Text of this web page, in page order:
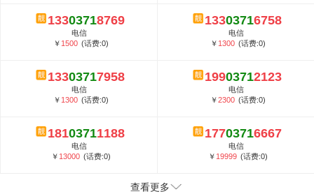
13303718769
电信
￥ 1500 (话费:0)
13303716758
电信
￥ 1300 (话费:0)
13303717958
电信
￥ 1300 (话费:0)
19903712123
电信
￥2300 (话费:0)
18103711188
电信
￥ 13000 (话费:0)
17703716667
电信
￥ 19999 (话费:0)
查看更多